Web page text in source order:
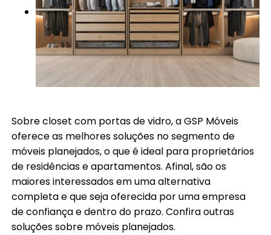
Sobre closet com portas de vidro, a GSP Móveis
oferece as melhores soluções no segmento de
móveis planejados, o que é ideal para proprietários
de residências e apartamentos. Afinal, são os
maiores interessados em uma alternativa
completa e que seja oferecida por uma empresa
de confiança e dentro do prazo. Confira outras
soluções sobre móveis planejados.